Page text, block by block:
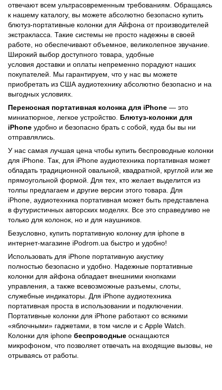
отвечают всем ультрасовременным требованиям. Обращаясь
к нашему каталогу, вы можете абсолютно безопасно купить
блютуз-портативные колонки для Айфона от производителей
экстракласса. Такие системы не просто надежны в своей
работе, но обеспечивают объемное, великолепное звучание.
Широкий выбор доступного товара, удобные
условия доставки и оплаты непременно порадуют наших
покупателей. Мы гарантируем, что у нас вы можете
приобретать из США аудиотехнику абсолютно безопасно и на
выгодных условиях.
Переносная портативная колонка для iPhone — это
миниатюрное, легкое устройство. Блютуз-колонки для
iPhone удобно и безопасно брать с собой, куда бы вы ни
отправлялись.
У нас самая лучшая цена чтобы купить беспроводные колонки
для iPhone. Так, для iPhone аудиотехника портативная может
обладать традиционной овальной, квадратной, круглой или же
прямоугольной формой. Для тех, кто желает выделится из
толпы предлагаем и другие версии этого товара. Для
iPhone, аудиотехника портативная может быть представлена
в футуристичных авторских моделях. Все это справедливо не
только для колонок, но и для наушников.
Безусловно, купить портативную колонку для iphone в
интернет-магазине iPodrom.ua быстро и удобно!
Использовать для iPhone портативную акустику
полностью безопасно и удобно. Надежные портативные
колонки для айфона обладает внешними кнопками
управления, а также всевозможные разъемы, слоты,
служебные индикаторы. Для iPhone аудиотехника
портативная проста в использовании и подключении.
Портативные колонки для iPhone работают со всякими
«яблочными» гаджетами, в том числе и с Apple Watch.
Колонки для iphone беспроводные оснащаются
микрофоном, что позволяет отвечать на входящие вызовы, не
отрываясь от работы.